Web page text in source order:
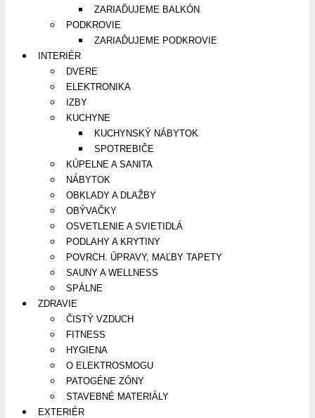
ZARIAĎUJEME BALKÓN
PODKROVIE
ZARIAĎUJEME PODKROVIE
INTERIÉR
DVERE
ELEKTRONIKA
IZBY
KUCHYNE
KUCHYNSKÝ NÁBYTOK
SPOTREBIČE
KÚPELNE A SANITA
NÁBYTOK
OBKLADY A DLAŽBY
OBÝVAČKY
OSVETLENIE A SVIETIDLÁ
PODLAHY A KRYTINY
POVRCH. ÚPRAVY, MAĽBY TAPETY
SAUNY A WELLNESS
SPÁLNE
ZDRAVIE
ČISTÝ VZDUCH
FITNESS
HYGIENA
O ELEKTROSMOGU
PATOGÉNE ZÓNY
STAVEBNÉ MATERIÁLY
EXTERIÉR